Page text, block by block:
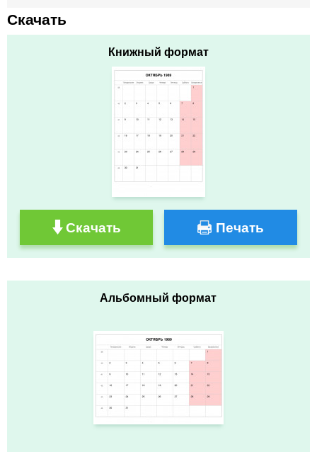
Скачать
Книжный формат
Скачать Печать
Альбомный формат